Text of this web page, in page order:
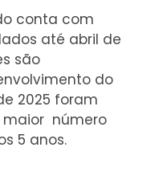
conta com
até abril de
são
do
2025 foram
maior número
5 anos.